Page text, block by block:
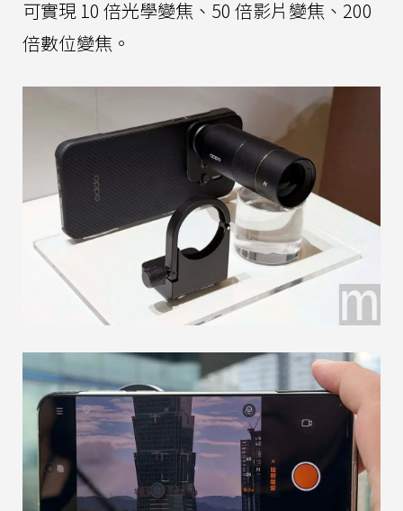
可實現 10 倍光學變焦、50 倍影片變焦、200
倍數位變焦。